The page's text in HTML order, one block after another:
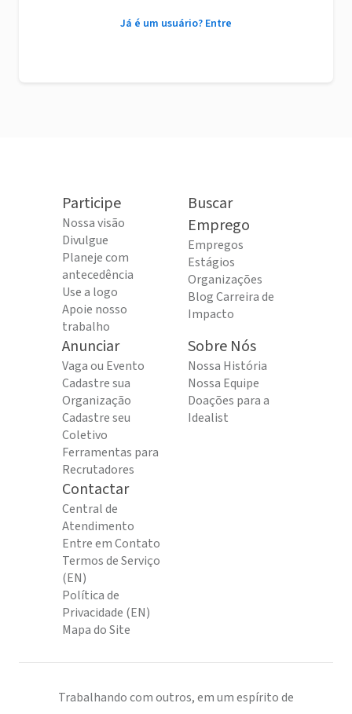
Já é um usuário? Entre
Participe
Nossa visão
Divulgue
Planeje com
antecedência
Use a logo
Apoie nosso
trabalho
Buscar
Emprego
Empregos
Estágios
Organizações
Blog Carreira de
Impacto
Anunciar
Vaga ou Evento
Cadastre sua
Organização
Cadastre seu
Coletivo
Ferramentas para
Recrutadores
Sobre Nós
Nossa História
Nossa Equipe
Doações para a
Idealist
Contactar
Central de
Atendimento
Entre em Contato
Termos de Serviço
(EN)
Política de
Privacidade (EN)
Mapa do Site
Trabalhando com outros, em um espírito de